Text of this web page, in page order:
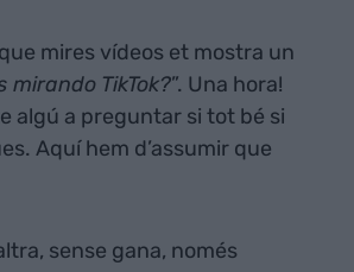
mires vídeos et mostra un
TikTok?”. Una hora!
algú a preguntar si tot bé si
Aquí hem d’assumir que
sense gana, només